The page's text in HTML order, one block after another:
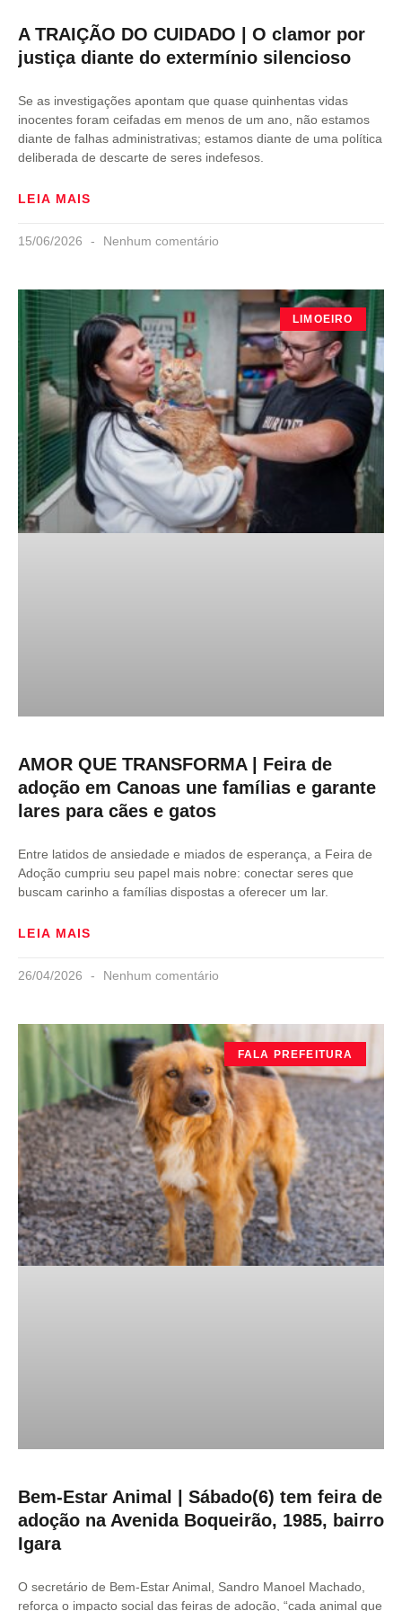
A TRAIÇÃO DO CUIDADO | O clamor por
justiça diante do extermínio silencioso
Se as investigações apontam que quase quinhentas vidas
inocentes foram ceifadas em menos de um ano, não estamos
diante de falhas administrativas; estamos diante de uma política
deliberada de descarte de seres indefesos.
LEIA MAIS
15/06/2026 Nenhum comentário
LIMOEIRO
AMOR QUE TRANSFORMA | Feira de
adoção em Canoas une famílias e garante
lares para cães e gatos
Entre latidos de ansiedade e miados de esperança, a Feira de
Adoção cumpriu seu papel mais nobre: conectar seres que
buscam carinho a famílias dispostas a oferecer um lar.
LEIA MAIS
26/04/2026 Nenhum comentário
FALA PREFEITURA
Bem-Estar Animal | Sábado(6) tem feira de
adoção na Avenida Boqueirão, 1985, bairro
Igara
O secretário de Bem-Estar Animal, Sandro Manoel Machado,
reforça o impacto social das feiras de adoção, “cada animal que